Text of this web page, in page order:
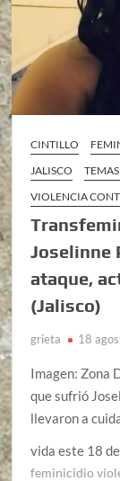
CINTILLO
JALISCO
VIOLENCIA
Joselinne
ataque,
(Jalisco)
grieta 18
Imagen: Zona
que sufrió
llevaron a
vida este 18
feminicidio